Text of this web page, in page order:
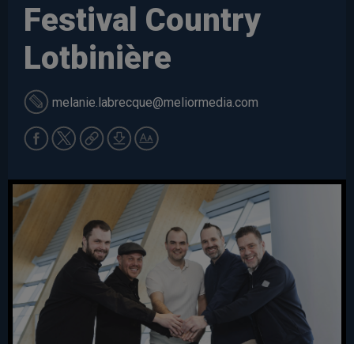
Festival Country
Lotbinière
melanie.labrecque@meliormedia.com